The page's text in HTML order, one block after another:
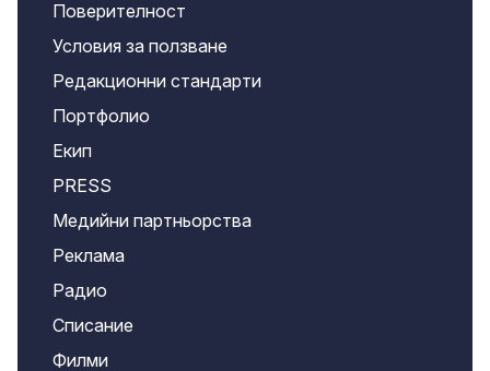
Поверителност
Условия за ползване
Редакционни стандарти
Портфолио
Екип
PRESS
Медийни партньорства
Реклама
Радио
Списание
Филми